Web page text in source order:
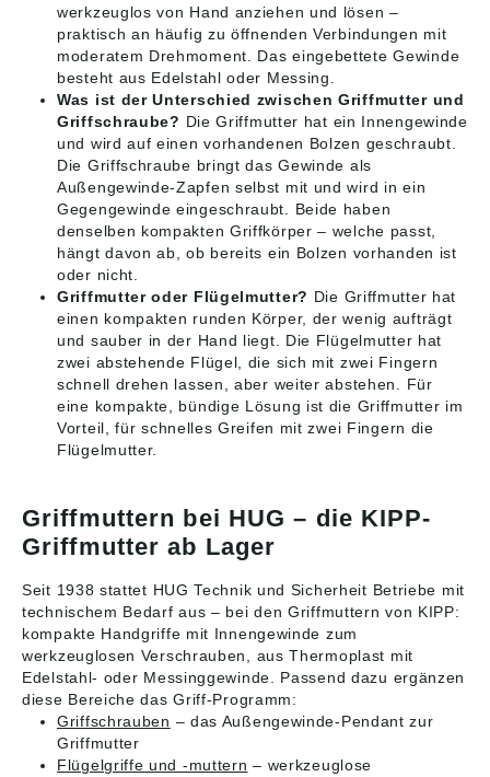
werkzeuglos von Hand anziehen und lösen –
praktisch an häufig zu öffnenden Verbindungen mit
moderatem Drehmoment. Das eingebettete Gewinde
besteht aus Edelstahl oder Messing.
Was ist der Unterschied zwischen Griffmutter und
Griffschraube? Die Griffmutter hat ein Innengewinde
und wird auf einen vorhandenen Bolzen geschraubt.
Die Griffschraube bringt das Gewinde als
Außengewinde-Zapfen selbst mit und wird in ein
Gegengewinde eingeschraubt. Beide haben
denselben kompakten Griffkörper – welche passt,
hängt davon ab, ob bereits ein Bolzen vorhanden ist
oder nicht.
Griffmutter oder Flügelmutter? Die Griffmutter hat
einen kompakten runden Körper, der wenig aufträgt
und sauber in der Hand liegt. Die Flügelmutter hat
zwei abstehende Flügel, die sich mit zwei Fingern
schnell drehen lassen, aber weiter abstehen. Für
eine kompakte, bündige Lösung ist die Griffmutter im
Vorteil, für schnelles Greifen mit zwei Fingern die
Flügelmutter.
Griffmuttern bei HUG – die KIPP-
Griffmutter ab Lager
Seit 1938 stattet HUG Technik und Sicherheit Betriebe mit
technischem Bedarf aus – bei den Griffmuttern von KIPP:
kompakte Handgriffe mit Innengewinde zum
werkzeuglosen Verschrauben, aus Thermoplast mit
Edelstahl- oder Messinggewinde. Passend dazu ergänzen
diese Bereiche das Griff-Programm:
Griffschrauben – das Außengewinde-Pendant zur
Griffmutter
Flügelgriffe und -muttern – werkzeuglose